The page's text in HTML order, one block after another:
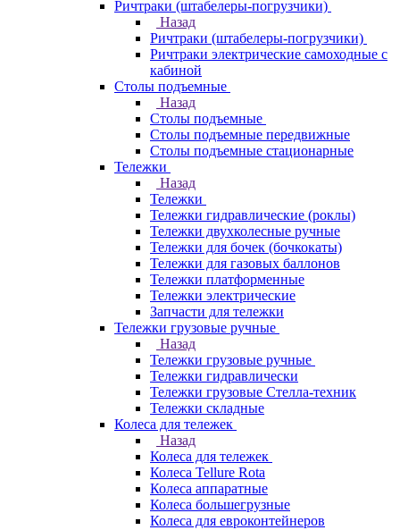
Ричтраки (штабелеры-погрузчики)
Назад
Ричтраки (штабелеры-погрузчики)
Ричтраки электрические самоходные с
кабиной
Столы подъемные
Назад
Столы подъемные
Столы подъемные передвижные
Столы подъемные стационарные
Тележки
Назад
Тележки
Тележки гидравлические (роклы)
Тележки двухколесные ручные
Тележки для бочек (бочкокаты)
Тележки для газовых баллонов
Тележки платформенные
Тележки электрические
Запчасти для тележки
Тележки грузовые ручные
Назад
Тележки грузовые ручные
Тележки гидравлически
Тележки грузовые Стелла-техник
Тележки складные
Колеса для тележек
Назад
Колеса для тележек
Колеса Tellure Rota
Колеса аппаратные
Колеса большегрузные
Колеса для евроконтейнеров